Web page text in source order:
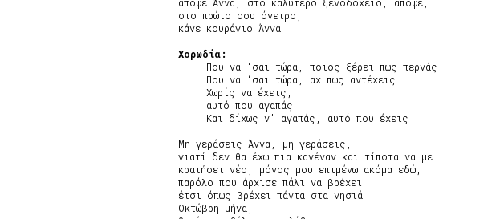
στο πρώτο σου όνειρο,
κάνε κουράγιο Άννα
Χορωδία:
     Που να ‘σαι τώρα, ποιος ξέρει πως περνάς
     Που να ‘σαι τώρα, αχ πως αντέχεις
     Χωρίς να έχεις,
     αυτό που αγαπάς
     Και δίχως ν’ αγαπάς, αυτό που έχεις
Μη γεράσεις Άννα, μη γεράσεις,
γιατί δεν θα έχω πια κανέναν και τίποτα να με
κρατήσει νέο, μόνος μου επιμένω ακόμα εδώ,
παρόλο που άρχισε πάλι να βρέχει
έτσι όπως βρέχει πάντα στα νησιά
Οκτώβρη μήνα,